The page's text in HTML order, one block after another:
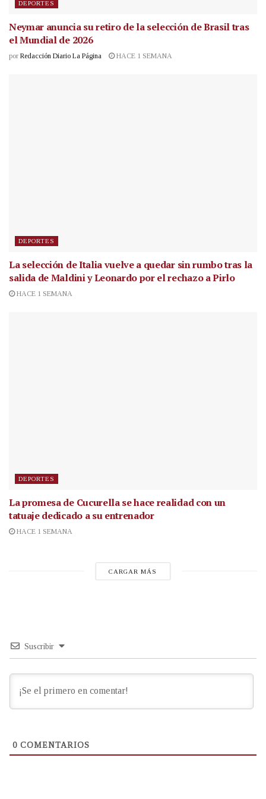
DEPORTES
Neymar anuncia su retiro de la selección de Brasil tras
el Mundial de 2026
por Redacción Diario La Página HACE 1 SEMANA
DEPORTES
La selección de Italia vuelve a quedar sin rumbo tras la
salida de Maldini y Leonardo por el rechazo a Pirlo
HACE 1 SEMANA
DEPORTES
La promesa de Cucurella se hace realidad con un
tatuaje dedicado a su entrenador
HACE 1 SEMANA
CARGAR MÁS
Suscribir
0 COMENTARIOS